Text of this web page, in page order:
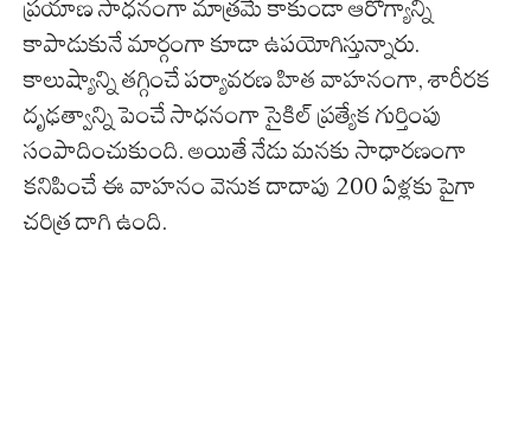
ప్రయాణ సాధనంగా మాత్రమే కాకుండా ఆరోగ్యాన్ని
కాపాడుకునే మార్గంగా కూడా ఉపయోగిస్తున్నారు.
కాలుష్యాన్ని తగ్గించే పర్యావరణ హిత వాహనంగా, శారీరక
దృఢత్వాన్ని పెంచే సాధనంగా సైకిల్ ప్రత్యేక గుర్తింపు
సంపాదించుకుంది. అయితే నేడు మనకు సాధారణంగా
కనిపించే ఈ వాహనం వెనుక దాదాపు 200 ఏళ్లకు పైగా
చరిత్ర దాగి ఉంది.